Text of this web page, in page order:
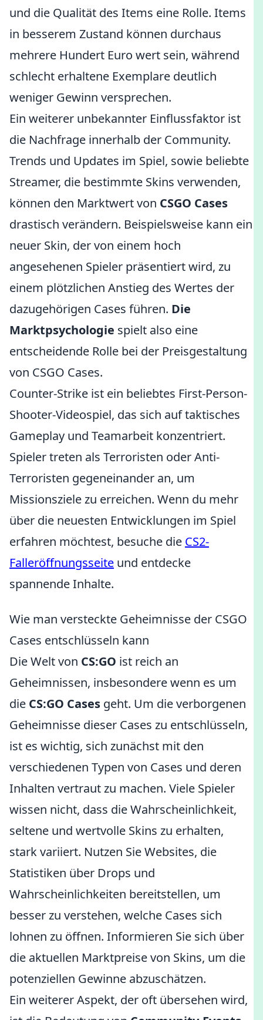
und die Qualität des Items eine Rolle. Items
in besserem Zustand können durchaus
mehrere Hundert Euro wert sein, während
schlecht erhaltene Exemplare deutlich
weniger Gewinn versprechen.
Ein weiterer unbekannter Einflussfaktor ist
die Nachfrage innerhalb der Community.
Trends und Updates im Spiel, sowie beliebte
Streamer, die bestimmte Skins verwenden,
können den Marktwert von CSGO Cases
drastisch verändern. Beispielsweise kann ein
neuer Skin, der von einem hoch
angesehenen Spieler präsentiert wird, zu
einem plötzlichen Anstieg des Wertes der
dazugehörigen Cases führen. Die
Marktpsychologie spielt also eine
entscheidende Rolle bei der Preisgestaltung
von CSGO Cases.
Counter-Strike ist ein beliebtes First-Person-
Shooter-Videospiel, das sich auf taktisches
Gameplay und Teamarbeit konzentriert.
Spieler treten als Terroristen oder Anti-
Terroristen gegeneinander an, um
Missionsziele zu erreichen. Wenn du mehr
über die neuesten Entwicklungen im Spiel
erfahren möchtest, besuche die CS2-
Falleröffnungsseite und entdecke
spannende Inhalte.
Wie man versteckte Geheimnisse der CSGO
Cases entschlüsseln kann
Die Welt von CS:GO ist reich an
Geheimnissen, insbesondere wenn es um
die CS:GO Cases geht. Um die verborgenen
Geheimnisse dieser Cases zu entschlüsseln,
ist es wichtig, sich zunächst mit den
verschiedenen Typen von Cases und deren
Inhalten vertraut zu machen. Viele Spieler
wissen nicht, dass die Wahrscheinlichkeit,
seltene und wertvolle Skins zu erhalten,
stark variiert. Nutzen Sie Websites, die
Statistiken über Drops und
Wahrscheinlichkeiten bereitstellen, um
besser zu verstehen, welche Cases sich
lohnen zu öffnen. Informieren Sie sich über
die aktuellen Marktpreise von Skins, um die
potenziellen Gewinne abzuschätzen.
Ein weiterer Aspekt, der oft übersehen wird,